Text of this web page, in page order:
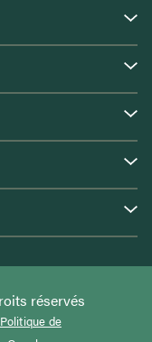
réservés
Politique de